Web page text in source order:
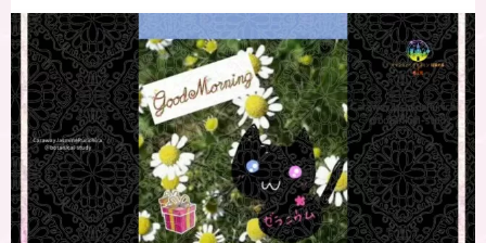
お知らせ
公式ウェブサイト『Botanical Study』
Cジャスミン瑠璃地楽の主な活動先リンク集
プロフィール